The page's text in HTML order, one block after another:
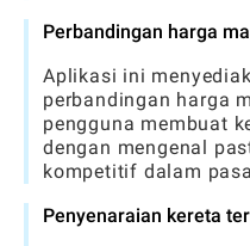
Perbandingan harga
Aplikasi ini
perbandingan harga
pengguna membuat
dengan mengenal
kompetitif dalam
Penyenaraian kereta